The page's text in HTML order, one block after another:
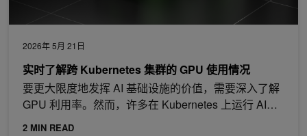
2026年 5月 21日
实时了解跨 Kubernetes 集群的 GPU 使用情况
要更大限度地发挥 AI 基础设施的价值，需要深入了解
GPU 利用率。然而，许多在 Kubernetes 上运行 AI…
2 MIN READ